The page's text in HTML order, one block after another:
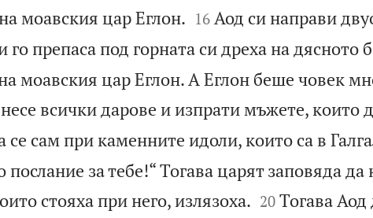
моавския цар Еглон.
16 Аод си направи
го препаса под горната си дреха на дясното
моавския цар Еглон. А Еглон беше човек
всички дарове и изпрати мъжете, които
се сам при каменните идоли, които са в
за тебе!“ Тогава царят заповяда да
стояха при него, излязоха.
20 Тогава